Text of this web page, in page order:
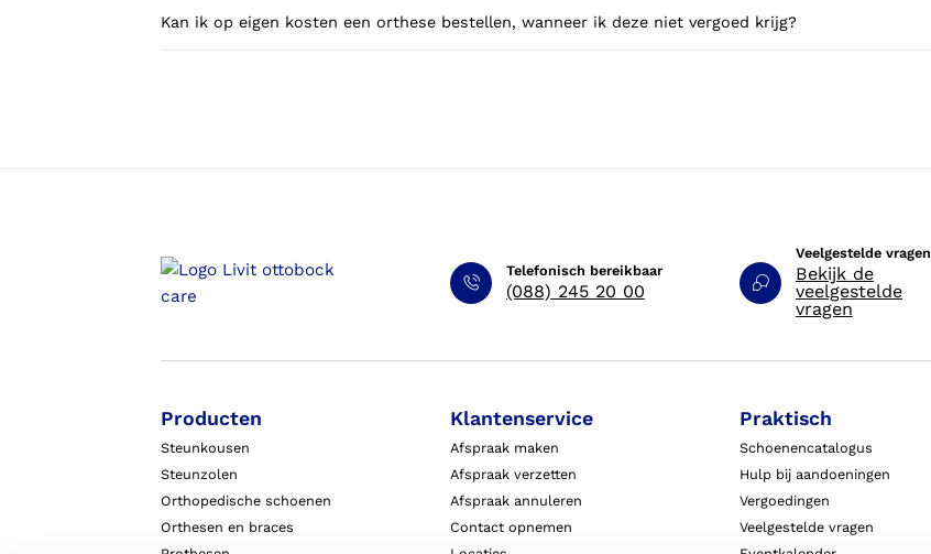
Kan ik op eigen kosten een orthese bestellen, wanneer ik deze niet vergoed krijg?
Telefonisch bereikbaar
(088) 245 20 00
Veelgestelde vragen
Bekijk de
veelgestelde
vragen
Producten
Steunkousen
Steunzolen
Orthopedische schoenen
Orthesen en braces
Klantenservice
Afspraak maken
Afspraak verzetten
Afspraak annuleren
Contact opnemen
Praktisch
Schoenencatalogus
Hulp bij aandoeningen
Vergoedingen
Veelgestelde vragen